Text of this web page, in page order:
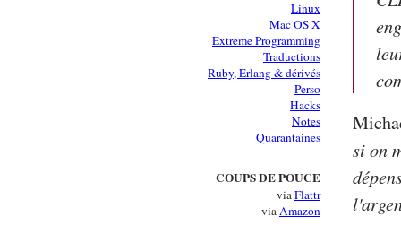
Linux
Mac OS X
Extreme Programming
Traductions
Ruby, Erlang & dérivés
Perso
Hacks
Notes
Quarantaines
COUPS DE POUCE
viaFlattr
viaAmazon
si on